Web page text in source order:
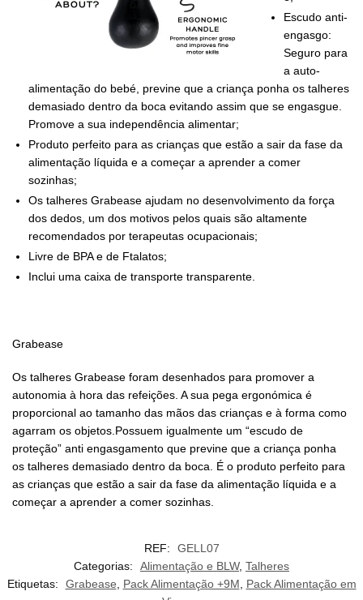
Escudo anti-
engasgo:
Seguro para
a auto-
alimentação do bebé, previne que a criança ponha os talheres
demasiado dentro da boca evitando assim que se engasgue.
Promove a sua independência alimentar;
Produto perfeito para as crianças que estão a sair da fase da
alimentação líquida e a começar a aprender a comer
sozinhas;
Os talheres Grabease ajudam no desenvolvimento da força
dos dedos, um dos motivos pelos quais são altamente
recomendados por terapeutas ocupacionais;
Livre de BPA e de Ftalatos;
Inclui uma caixa de transporte transparente.
Grabease
Os talheres Grabease foram desenhados para promover a
autonomia à hora das refeições. A sua pega ergonómica é
proporcional ao tamanho das mãos das crianças e à forma como
agarram os objetos.Possuem igualmente um “escudo de
proteção” anti engasgamento que previne que a criança ponha
os talheres demasiado dentro da boca. É o produto perfeito para
as crianças que estão a sair da fase da alimentação líquida e a
começar a aprender a comer sozinhas.
REF:
GELL07
Categorias:
Alimentação e BLW, Talheres
Etiquetas:
Grabease Pack Alimentação +9M
Pack Alimentação em